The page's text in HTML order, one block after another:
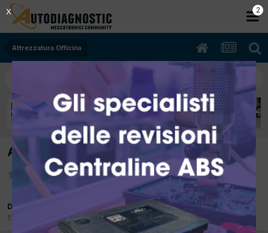
Attrezzatura Officina
Assetto ruote CEMB DWA1000L/W
Da skyfox
13 Febbraio 2012inAttrezzatura Officina
2
X